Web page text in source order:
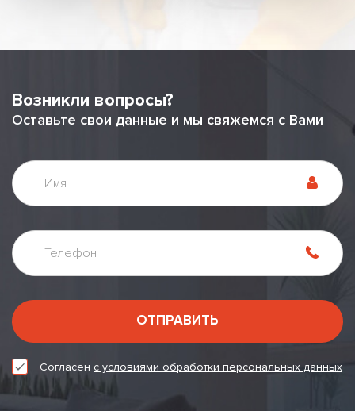
Возникли вопросы?
Оставьте свои данные и мы свяжемся с Вами
ОТПРАВИТЬ
Согласен с условиями обработки персональных данных